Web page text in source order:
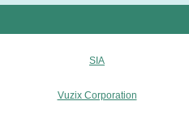
SIA
Vuzix Corporation